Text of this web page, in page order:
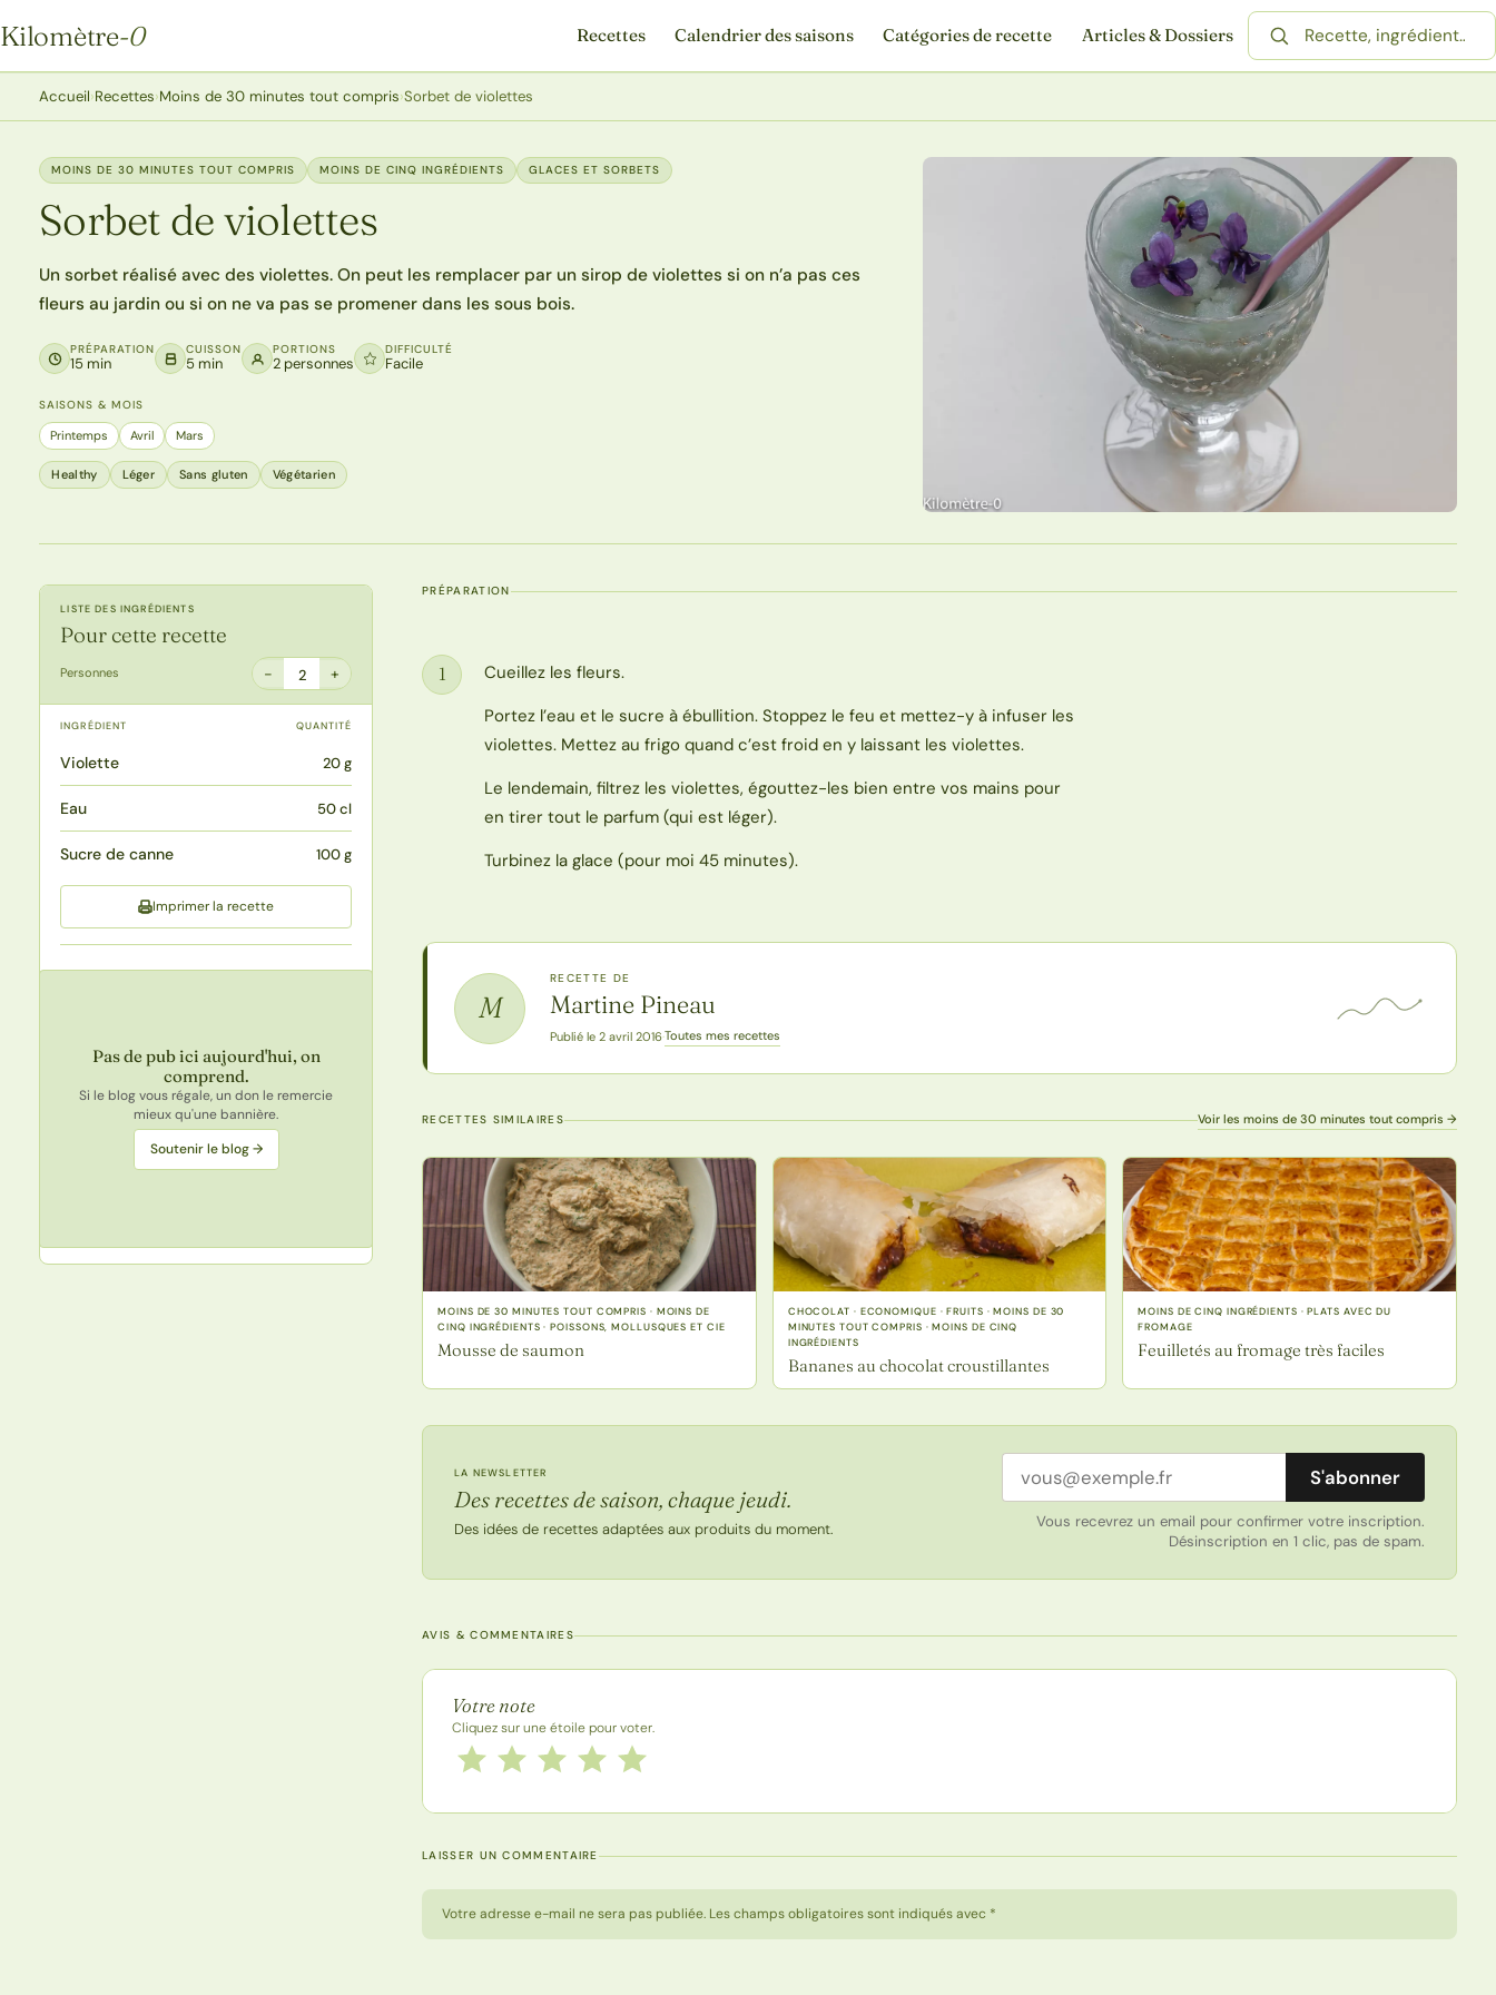
Kilomètre-0
Kilomètre-0
Recettes Calendrier des saisons Catégories de recette Articles & Dossiers
Rechercher une recette
Accueil›Recettes›Moins de 30 minutes tout compris›Sorbet de violettes
MOINS DE 30 MINUTES TOUT COMPRIS MOINS DE CINQ INGRÉDIENTS GLACES ET SORBETS
Sorbet de violettes
Un sorbet réalisé avec des violettes. On peut les remplacer par un sirop de violettes si on n’a pas ces
fleurs au jardin ou si on ne va pas se promener dans les sous bois.
PRÉPARATION
15 min
CUISSON
5 min
PORTIONS
2 personnes
DIFFICULTÉ
Facile
SAISONS & MOIS
Printemps Avril Mars
Healthy Léger Sans gluten Végétarien
LISTE DES INGRÉDIENTS
Pour cette recette
Personnes − 2 +
INGRÉDIENT QUANTITÉ
Violette 20 g
Eau 50 cl
Sucre de canne 100 g
Imprimer la recette
Pas de pub ici aujourd'hui, on
comprend.
Si le blog vous régale, un don le remercie
mieux qu'une bannière.
Soutenir le blog →
PRÉPARATION
Étape
1
Cueillez les fleurs.
Portez l’eau et le sucre à ébullition. Stoppez le feu et mettez-y à infuser les
violettes. Mettez au frigo quand c’est froid en y laissant les violettes.
Le lendemain, filtrez les violettes, égouttez-les bien entre vos mains pour
en tirer tout le parfum (qui est léger).
Turbinez la glace (pour moi 45 minutes).
M
RECETTE DE
Martine Pineau
Publié le 2 avril 2016·Toutes mes recettes
RECETTES SIMILAIRES Voir les moins de 30 minutes tout compris →
MOINS DE 30 MINUTES TOUT COMPRIS · MOINS DE
CINQ INGRÉDIENTS · POISSONS, MOLLUSQUES ET CIE
Mousse de saumon
CHOCOLAT · ECONOMIQUE · FRUITS · MOINS DE 30
MINUTES TOUT COMPRIS · MOINS DE CINQ
INGRÉDIENTS
Bananes au chocolat croustillantes
MOINS DE CINQ INGRÉDIENTS · PLATS AVEC DU
FROMAGE
Feuilletés au fromage très faciles
LA NEWSLETTER
Des recettes de saison, chaque jeudi.
Des idées de recettes adaptées aux produits du moment.
Adresse email S'abonner
Vous recevrez un email pour confirmer votre inscription.
Désinscription en 1 clic, pas de spam.
AVIS & COMMENTAIRES
Note de la recette
Votre note
Cliquez sur une étoile pour voter.
Notez cette recette de 1 à 5 étoiles
5 étoiles
4 étoiles
3 étoiles
2 étoiles
1 étoile
LAISSER UN COMMENTAIRE
Votre adresse e-mail ne sera pas publiée. Les champs obligatoires sont indiqués avec *